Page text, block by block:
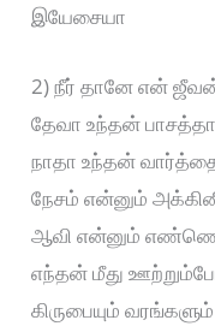
இயேசையா
2) நீர் தானே என்
தேவா உந்தன்
நாதா உந்தன்
நேசம் என்னும்
ஆவி என்னும்
எந்தன் மீது
கிருபையும்